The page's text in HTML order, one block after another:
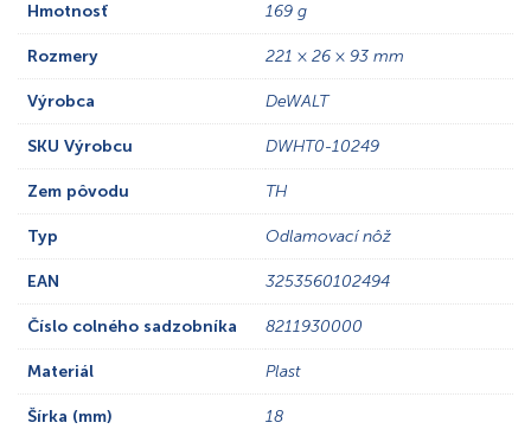
Hmotnosť 169 g
Rozmery 221 × 26 × 93 mm
Výrobca DeWALT
SKU Výrobcu DWHT0-10249
Zem pôvodu TH
Typ Odlamovací nôž
EAN 3253560102494
Číslo colného sadzobníka 8211930000
Materiál Plast
Šírka (mm) 18